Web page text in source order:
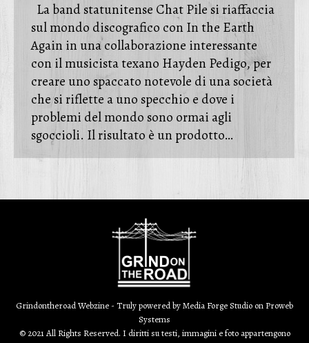
La band statunitense Chat Pile si riaffaccia
sul mondo discografico con In the Earth
Again in una collaborazione interessante
con il musicista texano Hayden Pedigo, per
creare uno spaccato notevole di una società
che si riflette a uno specchio e dove i
problemi del mondo sono ormai agli
sgoccioli. Il risultato è un prodotto…
Grindontheroad Webzine - Truly powered byMedia Forge Studio on Proweb
Systems
© 2021 All Rights Reserved. I diritti su testi, immagini e foto appartengono